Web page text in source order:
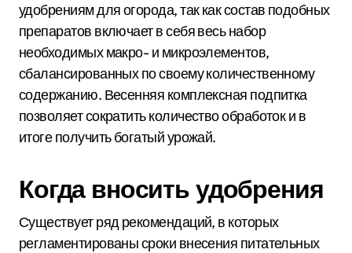
удобрениям для огорода, так как состав подобных
препаратов включает в себя весь набор
необходимых макро- и микроэлементов,
сбалансированных по своему количественному
содержанию. Весенняя комплексная подпитка
позволяет сократить количество обработок и в
итоге получить богатый урожай.
Когда вносить удобрения
Существует ряд рекомендаций, в которых
регламентированы сроки внесения питательных